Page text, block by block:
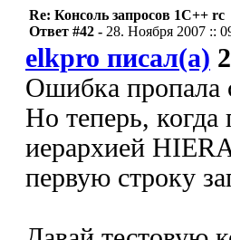
Re: Консоль запросов 1С++ rc
Ответ #42 - 28. Ноября 2007 ::
elkpro писал(а)
Ошибка пропала
Но теперь, когда
иерархией
первую строку